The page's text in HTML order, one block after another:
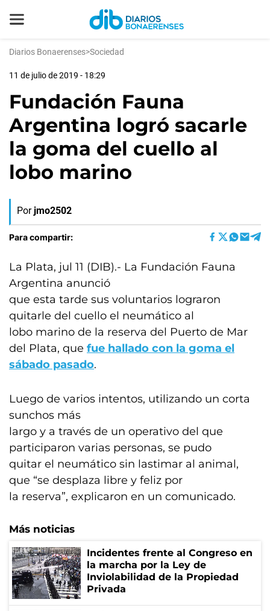
Diarios Bonaerenses>Sociedad
11 de julio de 2019 - 18:29
Fundación Fauna
Argentina logró sacarle
la goma del cuello al
lobo marino
Por jmo2502
Para compartir:
La Plata, jul 11 (DIB).- La Fundación Fauna
Argentina anunció
que esta tarde sus voluntarios lograron
quitarle del cuello el neumático al
lobo marino de la reserva del Puerto de Mar
del Plata, que fue hallado con la goma el
sábado pasado.
Luego de varios intentos, utilizando un corta
sunchos más
largo y a través de un operativo del que
participaron varias personas, se pudo
quitar el neumático sin lastimar al animal,
que “se desplaza libre y feliz por
la reserva”, explicaron en un comunicado.
Más noticias
Incidentes frente al Congreso en
la marcha por la Ley de
Inviolabilidad de la Propiedad
Privada